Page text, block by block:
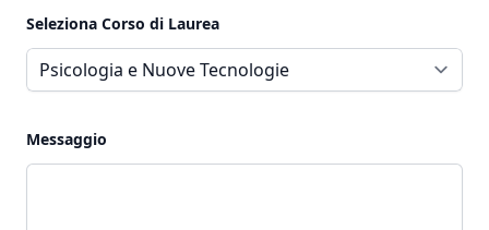
Seleziona Corso di Laurea
Messaggio